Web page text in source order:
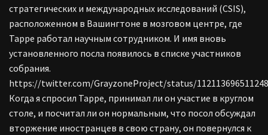
стратегических и международных исследований (CSIS),
расположенном в Вашингтоне в мозговом центре, где
Тарре работал научным сотрудником. И имя вновь
установленного посла появилось в списке участников
собрания.
https://twitter.com/GrayzoneProject/status/
Когда я спросил Тарре, принимал ли он участие в круглом
столе, и посчитал ли он нормальным, что посол обсуждал
вторжение иностранцев в свою страну, он повернулся к